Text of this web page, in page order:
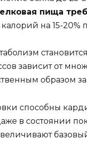
пища
на 15-
зависит от
образом
способны
в состоянии